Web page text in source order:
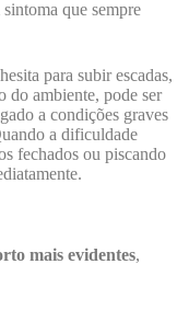
sintoma que sempre
para subir escadas,
do ambiente, pode ser
a condições graves
a dificuldade
fechados ou piscando
mais evidentes,